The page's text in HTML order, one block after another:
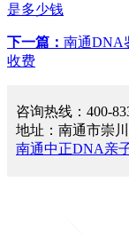
是多少钱
下一篇： 南通DNA
收费
咨询热线：400-
地址：南通市崇
南通中正DNA亲